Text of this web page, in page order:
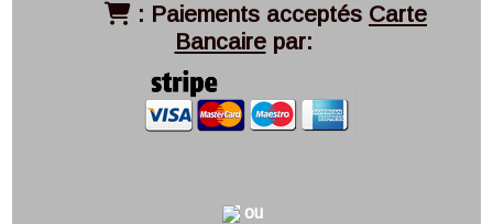
 : Paiements acceptés Carte
Bancairepar:
ou